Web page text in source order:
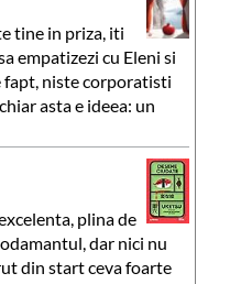
tine in priza, iti
empatizezi cu Eleni si
fapt, niste corporatisti
asta e ideea: un
plina de
dar nici nu
din start ceva foarte